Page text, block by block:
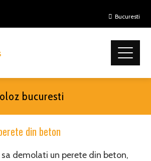
Bucuresti
bucuresti
din beton
demolati un perete din beton,